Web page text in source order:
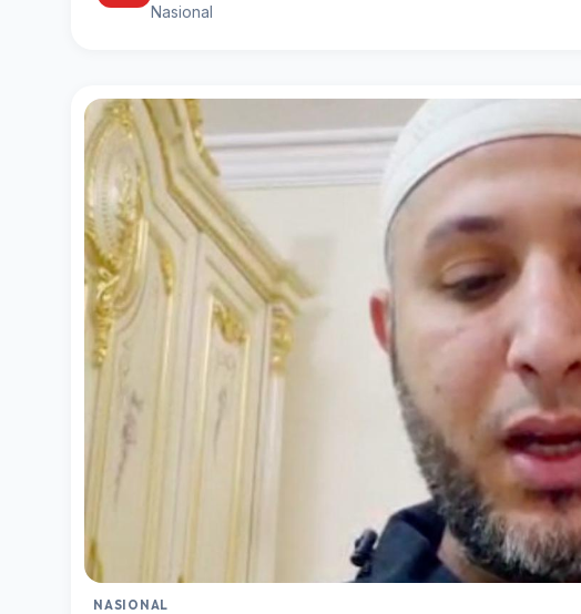
Nasional
NASIONAL